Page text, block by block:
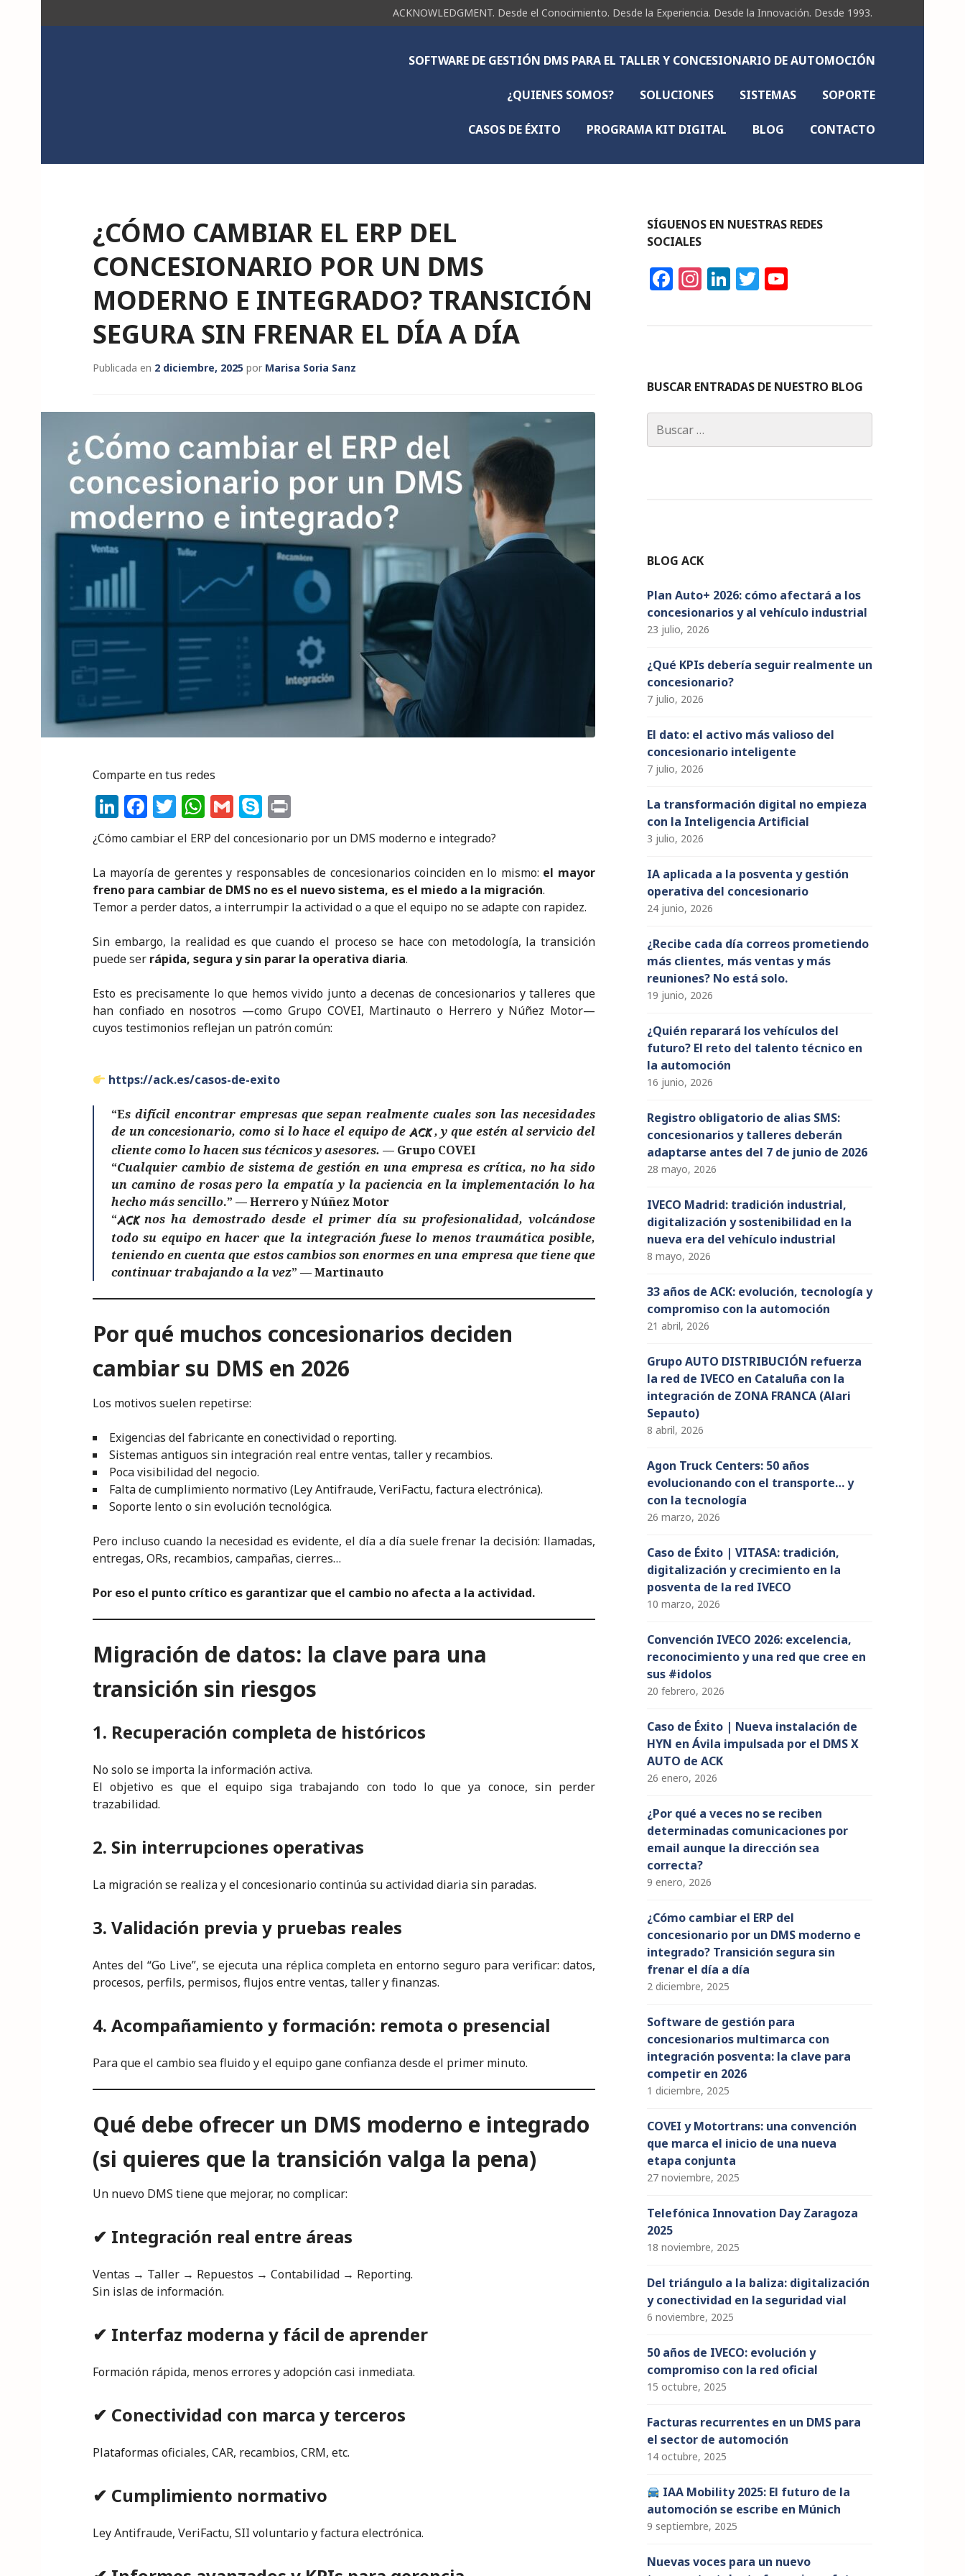
al
ACKNOWLEDGMENT. Desde el Conocimiento. Desde la Experiencia. Desde la Innovación. Desde 1993.
SOFTWARE DE GESTIÓN DMS PARA EL TALLER Y CONCESIONARIO DE AUTOMOCIÓN
¿QUIENES SOMOS? SOLUCIONES SISTEMAS SOPORTE
CASOS DE ÉXITO PROGRAMA KIT DIGITAL BLOG CONTACTO
¿CÓMO CAMBIAR EL ERP DEL
CONCESIONARIO POR UN DMS
MODERNO E INTEGRADO? TRANSICIÓN
SEGURA SIN FRENAR EL DÍA A DÍA
Publicada en 2 diciembre, 2025 por Marisa Soria Sanz
Comparte en tus redes
Li
n
k
e
dI
n
F
a
c
e
b
o
o
k
T
w
it
te
r
W
h
a
ts
A
p
p
G
m
ai
l
S
k
y
p
e
ri
n
t
¿Cómo cambiar el ERP del concesionario por un DMS moderno e integrado?
La mayoría de gerentes y responsables de concesionarios coinciden en lo mismo: el mayor
freno para cambiar de DMS no es el nuevo sistema, es el miedo a la migración.
Temor a perder datos, a interrumpir la actividad o a que el equipo no se adapte con rapidez.
Sin embargo, la realidad es que cuando el proceso se hace con metodología, la transición
puede ser rápida, segura y sin parar la operativa diaria.
Esto es precisamente lo que hemos vivido junto a decenas de concesionarios y talleres que
han confiado en nosotros —como Grupo COVEI, Martinauto o Herrero y Núñez Motor—
cuyos testimonios reflejan un patrón común:
https://ack.es/casos-de-exito
“Es difícil encontrar empresas que sepan realmente cuales son las necesidades
de un concesionario, como si lo hace el equipo deACK, y que estén al servicio del
cliente como lo hacen sus técnicos y asesores. — Grupo COVEI
“Cualquier cambio de sistema de gestión en una empresa es crítica, no ha sido
un camino de rosas pero laempatía y la paciencia en la implementación lo ha
hecho más sencillo.” — Herrero y Núñez Motor
“ACKnos ha demostrado desde el primer día su profesionalidad, volcándose
todo su equipo en hacer que la integración fuese lo menos traumática posible,
teniendo en cuenta que estos cambios son enormes en una empresa que tiene que
continuar trabajando a la vez” — Martinauto
Por qué muchos concesionarios deciden
cambiar su DMS en 2026
Los motivos suelen repetirse:
Exigencias del fabricante en conectividad o reporting.
Sistemas antiguos sin integración real entre ventas, taller y recambios.
Poca visibilidad del negocio.
Falta de cumplimiento normativo (Ley Antifraude, VeriFactu, factura electrónica).
Soporte lento o sin evolución tecnológica.
Pero incluso cuando la necesidad es evidente, el día a día suele frenar la decisión: llamadas,
entregas, ORs, recambios, campañas, cierres…
Por eso el punto crítico es garantizar que el cambio no afecta a la actividad.
Migración de datos: la clave para una
transición sin riesgos
1. Recuperación completa de históricos
No solo se importa la información activa.
El objetivo es que el equipo siga trabajando con todo lo que ya conoce, sin perder
trazabilidad.
2. Sin interrupciones operativas
La migración se realiza y el concesionario continúa su actividad diaria sin paradas.
3. Validación previa y pruebas reales
Antes del “Go Live”, se ejecuta una réplica completa en entorno seguro para verificar: datos,
procesos, perfils, permisos, flujos entre ventas, taller y finanzas.
4. Acompañamiento y formación: remota o presencial
Para que el cambio sea fluido y el equipo gane confianza desde el primer minuto.
Qué debe ofrecer un DMS moderno e integrado
(si quieres que la transición valga la pena)
Un nuevo DMS tiene que mejorar, no complicar:
✔ Integración real entre áreas
Ventas → Taller → Repuestos → Contabilidad → Reporting.
Sin islas de información.
✔ Interfaz moderna y fácil de aprender
Formación rápida, menos errores y adopción casi inmediata.
✔ Conectividad con marca y terceros
Plataformas oficiales, CAR, recambios, CRM, etc.
✔ Cumplimiento normativo
Ley Antifraude, VeriFactu, SII voluntario y factura electrónica.
SÍGUENOS EN NUESTRAS REDES
SOCIALES
F
o
o
k
In
m
Li
n
T
b
e
C
BUSCAR ENTRADAS DE NUESTRO BLOG
BLOG ACK
Plan Auto+ 2026: cómo afectará a los
concesionarios y al vehículo industrial
23 julio, 2026
¿Qué KPIs debería seguir realmente un
concesionario?
7 julio, 2026
El dato: el activo más valioso del
concesionario inteligente
7 julio, 2026
La transformación digital no empieza
con la Inteligencia Artificial
3 julio, 2026
IA aplicada a la posventa y gestión
operativa del concesionario
24 junio, 2026
¿Recibe cada día correos prometiendo
más clientes, más ventas y más
reuniones? No está solo.
19 junio, 2026
¿Quién reparará los vehículos del
futuro? El reto del talento técnico en
la automoción
16 junio, 2026
Registro obligatorio de alias SMS:
concesionarios y talleres deberán
adaptarse antes del 7 de junio de 2026
28 mayo, 2026
IVECO Madrid: tradición industrial,
digitalización y sostenibilidad en la
nueva era del vehículo industrial
8 mayo, 2026
33 años de ACK: evolución, tecnología y
compromiso con la automoción
21 abril, 2026
Grupo AUTO DISTRIBUCIÓN refuerza
la red de IVECO en Cataluña con la
integración de ZONA FRANCA (Alari
Sepauto)
8 abril, 2026
Agon Truck Centers: 50 años
evolucionando con el transporte… y
con la tecnología
26 marzo, 2026
Caso de Éxito | VITASA: tradición,
digitalización y crecimiento en la
posventa de la red IVECO
10 marzo, 2026
Convención IVECO 2026: excelencia,
reconocimiento y una red que cree en
sus #idolos
20 febrero, 2026
Caso de Éxito | Nueva instalación de
HYN en Ávila impulsada por el DMS X
AUTO de ACK
26 enero, 2026
¿Por qué a veces no se reciben
determinadas comunicaciones por
email aunque la dirección sea
correcta?
9 enero, 2026
¿Cómo cambiar el ERP del
concesionario por un DMS moderno e
integrado? Transición segura sin
frenar el día a día
2 diciembre, 2025
Software de gestión para
concesionarios multimarca con
integración posventa: la clave para
competir en 2026
1 diciembre, 2025
COVEI y Motortrans: una convención
que marca el inicio de una nueva
etapa conjunta
27 noviembre, 2025
Telefónica Innovation Day Zaragoza
2025
18 noviembre, 2025
Del triángulo a la baliza: digitalización
y conectividad en la seguridad vial
6 noviembre, 2025
50 años de IVECO: evolución y
compromiso con la red oficial
15 octubre, 2025
Facturas recurrentes en un DMS para
el sector de automoción
14 octubre, 2025
IAA Mobility 2025: El futuro de la
automoción se escribe en Múnich
9 septiembre, 2025
Nuevas voces para un nuevo